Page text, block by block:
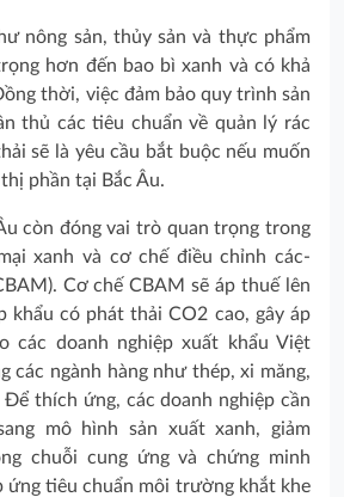
nông sản, thủy sản và thực phẩm
hơn đến bao bì xanh và có khả
thời, việc đảm bảo quy trình sản
thủ các tiêu chuẩn về quản lý rác
sẽ là yêu cầu bắt buộc nếu muốn
phần tại Bắc Âu.
còn đóng vai trò quan trọng trong
xanh và cơ chế điều chỉnh các-
Cơ chế CBAM sẽ áp thuế lên
khẩu có phát thải CO2 cao, gây áp
các doanh nghiệp xuất khẩu Việt
các ngành hàng như thép, xi măng,
Để thích ứng, các doanh nghiệp cần
mô hình sản xuất xanh, giảm
chuỗi cung ứng và chứng minh
ứng tiêu chuẩn môi trường khắt khe